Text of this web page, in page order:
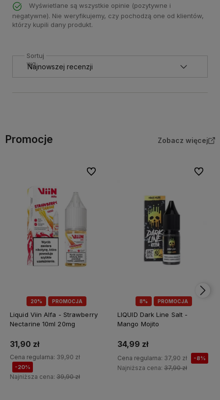
Wyświetlane są wszystkie opinie (pozytywne i
negatywne). Nie weryfikujemy, czy pochodzą one od klientów,
którzy kupili dany produkt.
Sortuj
wg
Promocje Zobacz więcej
20% PROMOCJA
Liquid Viin Alfa - Strawberry
Nectarine 10ml 20mg
31,90 zł
Cena regularna: 39,90 zł
-20%
Najniższa cena: 39,90 zł
Do ulubionych
8% PROMOCJA
LIQUID Dark Line Salt -
Mango Mojito
34,99 zł
Cena regularna: 37,90 zł -8%
Najniższa cena: 37,90 zł
Do